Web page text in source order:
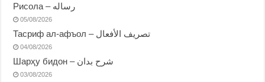
Рисола – رساله
05/08/2026
Тасриф ал-афъол – تصريف الأفعال
04/08/2026
Шарҳу бидон – شرح بدان
03/08/2026